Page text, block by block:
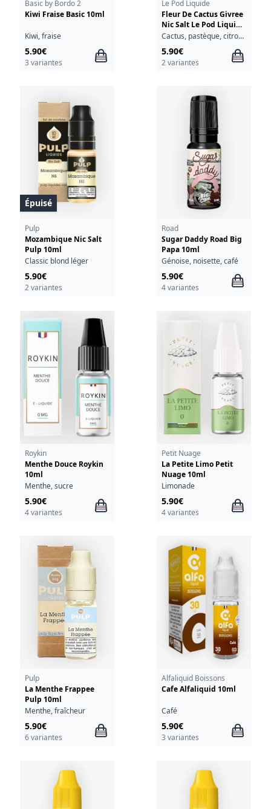
Basic by Bordo 2
Kiwi Fraise Basic 10ml
Kiwi, fraise
5.90€
3 variantes
Le Pod Liquide
Fleur De Cactus Givree
Nic Salt Le Pod Liquide
Pulp 10ml
Cactus, pastèque, citron, fraîcheur
5.90€
2 variantes
Épuisé
Pulp
Mozambique Nic Salt
Pulp 10ml
Classic blond léger
5.90€
2 variantes
Road
Sugar Daddy Road Big
Papa 10ml
Génoise, noisette, café
5.90€
4 variantes
Roykin
Menthe Douce Roykin
10ml
Menthe, sucre
5.90€
4 variantes
Petit Nuage
La Petite Limo Petit
Nuage 10ml
Limonade
5.90€
4 variantes
Pulp
La Menthe Frappee
Pulp 10ml
Menthe, fraîcheur
5.90€
6 variantes
Alfaliquid Boissons
Cafe Alfaliquid 10ml
Café
5.90€
3 variantes